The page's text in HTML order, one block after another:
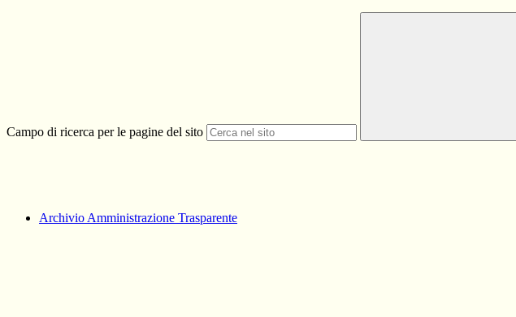
Campo di ricerca per le pagine del sito
Archivio Amministrazione Trasparente